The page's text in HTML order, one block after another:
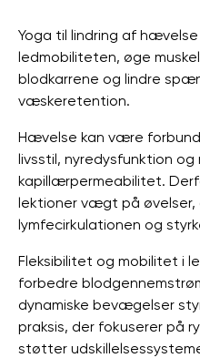
Yoga til lindring af
ledmobiliteten, øge
blodkarrene og lindre
væskeretention.
Hævelse kan være
livsstil, nyredysfunktion og
kapillærpermeabilitet.
lektioner vægt på
lymfecirkulationen og
Fleksibilitet og mobilitet i
forbedre
dynamiske bevægelser
praksis, der fokuserer på
støtter